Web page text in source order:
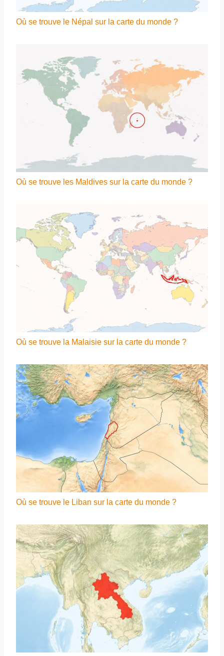
Où se trouve le Népal sur la carte du monde ?
Où se trouve les Maldives sur la carte du monde ?
Où se trouve la Malaisie sur la carte du monde ?
Où se trouve le Liban sur la carte du monde ?